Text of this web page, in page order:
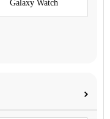
Galaxy Watch